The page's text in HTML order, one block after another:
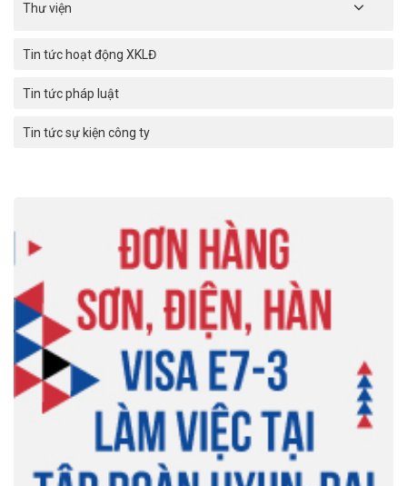
Thư viện
Tin tức hoạt động XKLĐ
Tin tức pháp luật
Tin tức sự kiện công ty